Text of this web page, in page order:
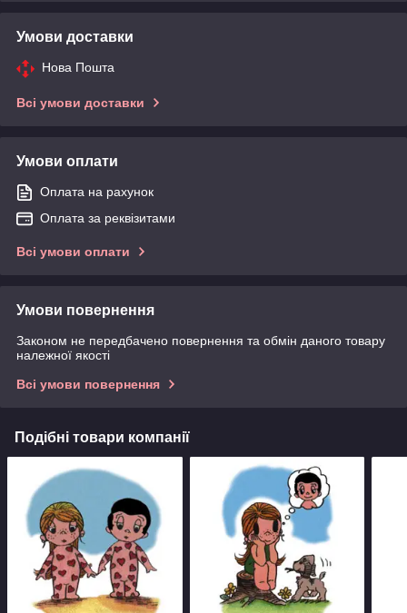
Умови доставки
Нова Пошта
Всі умови доставки
Умови оплати
Оплата на рахунок
Оплата за реквізитами
Всі умови оплати
Умови повернення
Законом не передбачено повернення та обмін даного товару
належної якості
Всі умови повернення
Подібні товари компанії